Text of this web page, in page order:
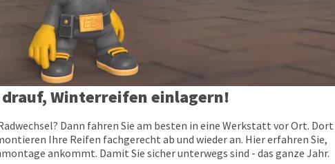
Winterreifen einlagern!
Dann fahren Sie am besten in eine Werkstatt vor Ort. Dort
Ihre Reifen fachgerecht ab und wieder an. Hier erfahren Sie,
ankommt. Damit Sie sicher unterwegs sind - das ganze Jahr.